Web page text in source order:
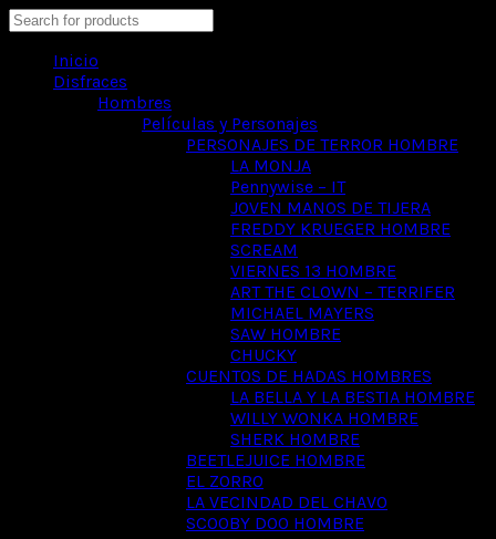
Inicio
Disfraces
Hombres
Películas y Personajes
PERSONAJES DE TERROR HOMBRE
LA MONJA
Pennywise – IT
JOVEN MANOS DE TIJERA
FREDDY KRUEGER HOMBRE
SCREAM
VIERNES 13 HOMBRE
ART THE CLOWN – TERRIFER
MICHAEL MAYERS
SAW HOMBRE
CHUCKY
CUENTOS DE HADAS HOMBRES
LA BELLA Y LA BESTIA HOMBRE
WILLY WONKA HOMBRE
SHERK HOMBRE
BEETLEJUICE HOMBRE
EL ZORRO
LA VECINDAD DEL CHAVO
SCOOBY DOO HOMBRE